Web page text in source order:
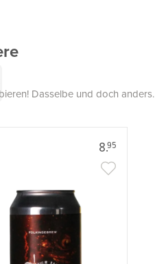
Dasselbe und doch anders.
8.95